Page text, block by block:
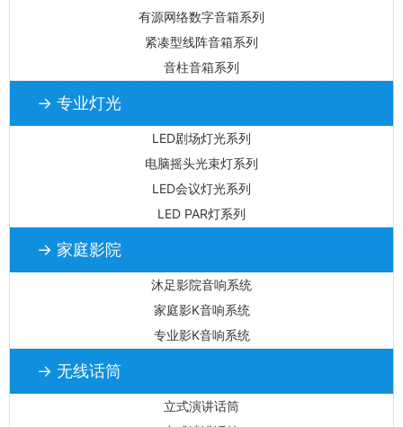
有源网络数字音箱系列
紧凑型线阵音箱系列
音柱音箱系列
→ 专业灯光
LED剧场灯光系列
电脑摇头光束灯系列
LED会议灯光系列
LED PAR灯系列
→ 家庭影院
沐足影院音响系统
家庭影K音响系统
专业影K音响系统
→ 无线话筒
立式演讲话筒